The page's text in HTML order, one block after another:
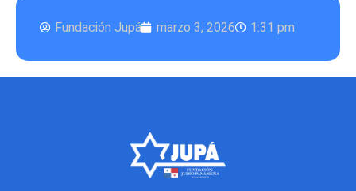
Fundación Jupá marzo 3, 2026 1:31 pm